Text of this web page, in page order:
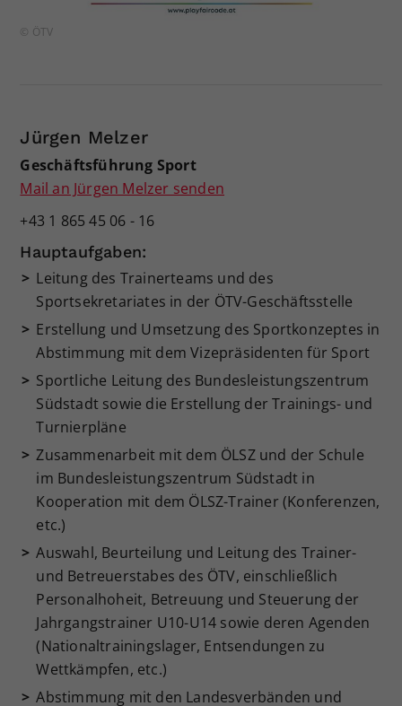
© ÖTV
Jürgen Melzer
Geschäftsführung Sport
Mail an Jürgen Melzer senden
+43 1 865 45 06 - 16
Hauptaufgaben:
Leitung des Trainerteams und des
Sportsekretariates in der ÖTV-Geschäftsstelle
Erstellung und Umsetzung des Sportkonzeptes in
Abstimmung mit dem Vizepräsidenten für Sport
Sportliche Leitung des Bundesleistungszentrum
Südstadt sowie die Erstellung der Trainings- und
Turnierpläne
Zusammenarbeit mit dem ÖLSZ und der Schule
im Bundesleistungszentrum Südstadt in
Kooperation mit dem ÖLSZ-Trainer (Konferenzen,
etc.)
Auswahl, Beurteilung und Leitung des Trainer-
und Betreuerstabes des ÖTV, einschließlich
Personalhoheit, Betreuung und Steuerung der
Jahrgangstrainer U10-U14 sowie deren Agenden
(Nationaltrainingslager, Entsendungen zu
Wettkämpfen, etc.)
Abstimmung mit den Landesverbänden und